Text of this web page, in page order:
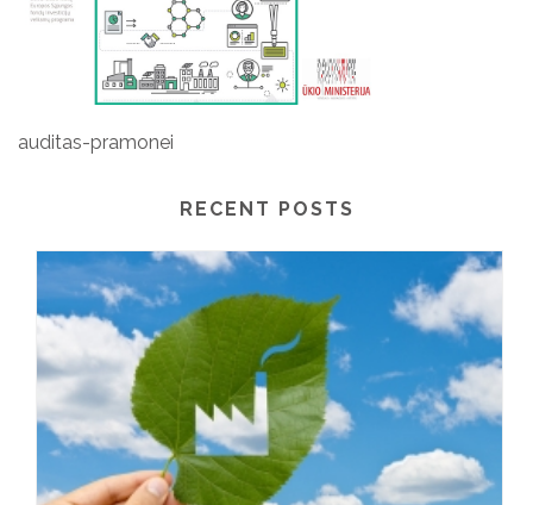
auditas-pramonei
RECENT POSTS